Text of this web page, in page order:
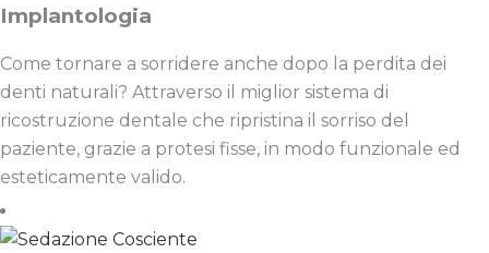
Implantologia
Come tornare a sorridere anche dopo la perdita dei
denti naturali? Attraverso il miglior sistema di
ricostruzione dentale che ripristina il sorriso del
paziente, grazie a protesi fisse, in modo funzionale ed
esteticamente valido.